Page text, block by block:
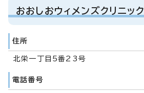
おおしおウィメンズクリニック
住所
北栄一丁目5番23号
電話番号